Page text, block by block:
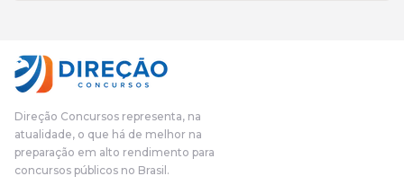
fundamental na minha derrota no ano passado para que eu
pudesse enxergar o que eu errei e corrigir minha rota.E além
das aulas vocês(Direção Concursos), que fizeram um
o aluno, além de ter que estudar, ele tem que perder tempo
fazendo um cronograma, num pós- edital é muito
complicado, é uma avalanche de informação, então vocês
terem feito isso é muito bacana, porque quando eu me sentia
Direção Concursos representa, na
atualidade, o que há de melhor na
preparação em alto rendimento para
concursos públicos no Brasil.